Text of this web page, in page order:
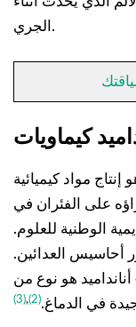
الجري.
إنتاج مواد كيميائية
على الفئران في
الوطنية للعلوم.
أحاسيس العدائين.
أنانداميد هو نوع من endocannabinoid ، والذي ينقل المشاعر
في الدماغ.(2)
,
(3)